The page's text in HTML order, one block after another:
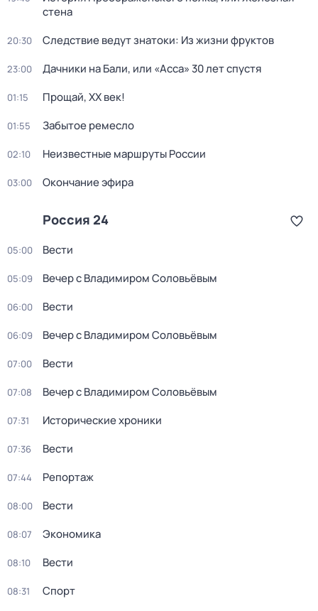
стена
20:30 Следствие ведут знатоки: Из жизни фруктов
23:00 Дачники на Бали, или «Асса» 30 лет спустя
01:15 Прощай, ХХ век!
01:55 Забытое ремесло
02:10 Неизвестные маршруты России
03:00 Окончание эфира
Россия 24
05:00 Вести
05:09 Вечер с Владимиром Соловьёвым
06:00 Вести
06:09 Вечер с Владимиром Соловьёвым
07:00 Вести
07:08 Вечер с Владимиром Соловьёвым
07:31 Исторические хроники
07:36 Вести
07:44 Репортаж
08:00 Вести
08:07 Экономика
08:10 Вести
08:31 Спорт